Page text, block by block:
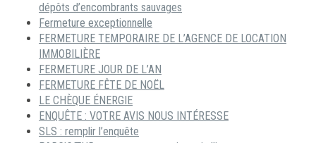
dépôts d’encombrants sauvages
Fermeture exceptionnelle
FERMETURE TEMPORAIRE DE L’AGENCE DE LOCATION
IMMOBILIÈRE
FERMETURE JOUR DE L’AN
FERMETURE FÊTE DE NOËL
LE CHÈQUE ÉNERGIE
ENQUÊTE : VOTRE AVIS NOUS INTÉRESSE
SLS : remplir l’enquête